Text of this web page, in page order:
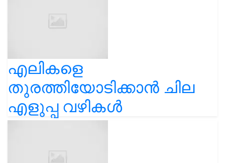
എലികളെ
തുരത്തിയോടിക്കാൻ ചില
എളുപ്പ വഴികൾ